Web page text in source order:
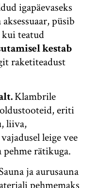
igapäevaseks
püsib
kui teatud
kestab
raketiteadust
Klambrile
eriti
liiva,
leige vee
rätikuga.
ja aurusauna